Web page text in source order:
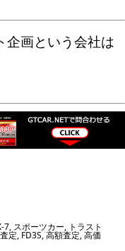
企画という会社は
7, スポーツカー, トラスト
査定, FD3S,高額査定,高価